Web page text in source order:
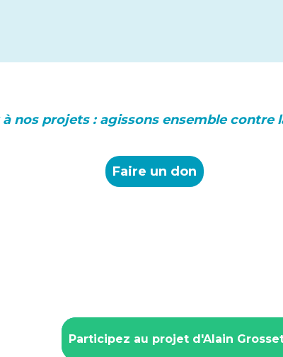
nos projets :agissons ensemble contre
Faire un don
Participez au projet d'Alain